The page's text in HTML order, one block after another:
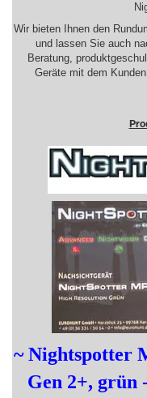
Wir bieten Ihnen den
und lassen Sie auch
Beratung,
Geräte mit dem
~ Nightspotter
Gen 2+, grün